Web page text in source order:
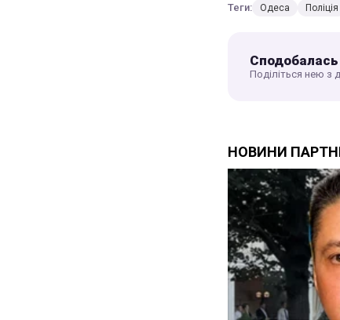
Теги: Одеса Поліція
Поділіться нею з